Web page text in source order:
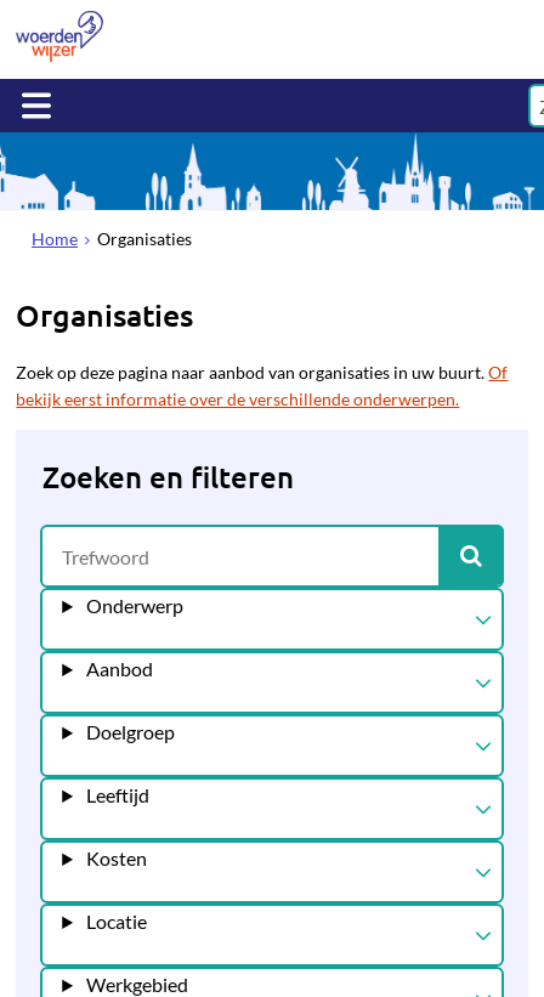
Home Organisaties
Organisaties
Zoek op deze pagina naar aanbod van organisaties in uw buurt.Of
bekijk eerst informatie over de verschillende onderwerpen.
Zoeken en filteren
Onderwerp
Aanbod
Doelgroep
Leeftijd
Kosten
Locatie
Werkgebied